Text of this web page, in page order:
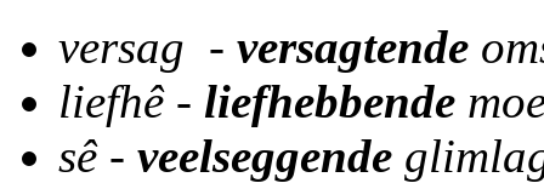
versag - versagtende
liefhê - liefhebbende
sê - veelseggende